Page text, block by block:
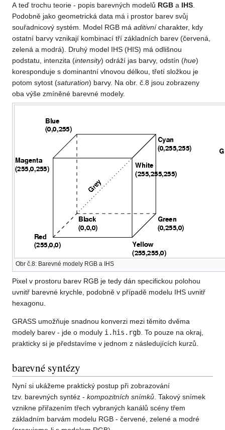
A teď trochu teorie - popis barevných modelů RGB a IHS
Podobně jako geometrická data má i prostor barev svůj
souřadnicový systém. Model RGB má aditivnícharakter, kdy
ostatní barvy vznikají kombinací tří základních barev (červená,
zelená a modrá). Druhý model IHS (HIS) má odlišnou
podstatu, intenzita (intensity) odráží jas barvy, odstín (hue)
koresponduje s dominantní vlnovou délkou, třetí složkou je
potom sytost (saturation) barvy. Na obr. č.8 jsou zobrazeny
oba výše zmíněné barevné modely.
Obr č.8: Barevné modely RGB a IHS
Pixel v prostoru barev RGB je tedy dán specifickou polohou
uvnitř barevné krychle, podobně v případě modelu IHS uvnitř
hexagonu.
GRASS umožňuje snadnou konverzi mezi těmito dvěma
modely barev - jde o moduly i.his.rgb . To pouze na okraj,
prakticky si je představíme v jednom z následujících kurzů.
barevné syntézy
Nyní si ukážeme praktický postup při zobrazování
tzv. barevných syntéz - kompozitních snímků. Takový snímek
vznikne přiřazením třech vybraných kanálů scény třem
základním barvám modelu RGB - červené, zelené a modré